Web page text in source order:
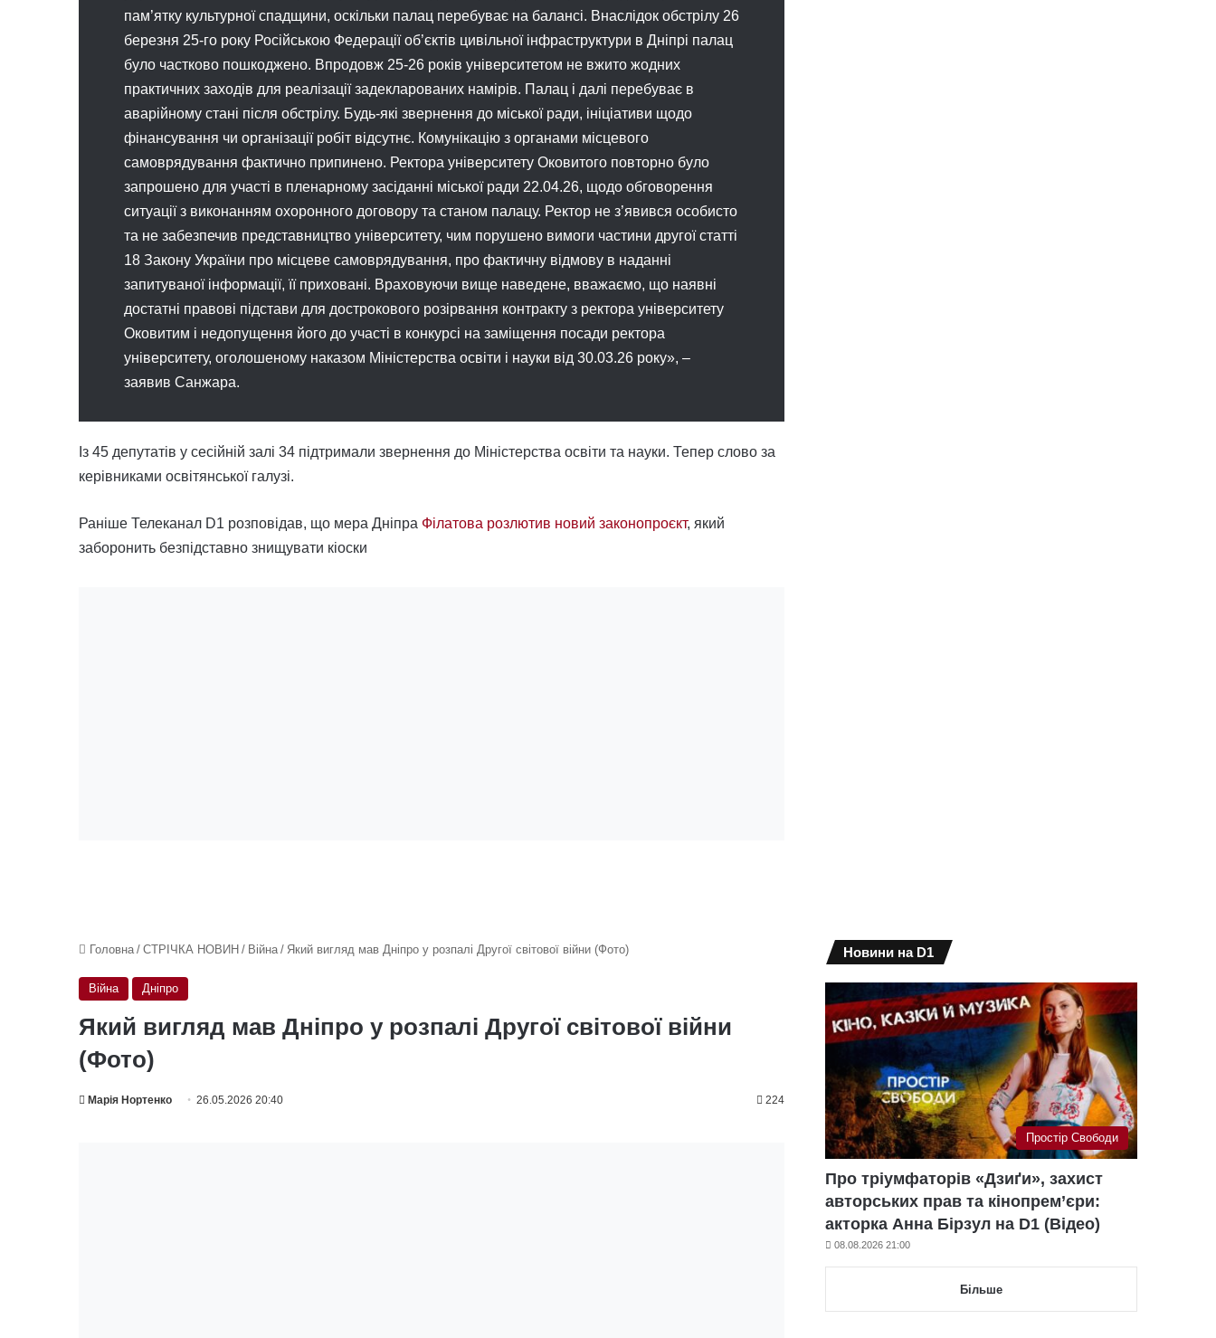
пам’ятку культурної спадщини, оскільки палац перебуває на балансі. Внаслідок обстрілу 26
березня 25-го року Російською Федерації об’єктів цивільної інфраструктури в Дніпрі палац
було частково пошкоджено. Впродовж 25-26 років університетом не вжито жодних
практичних заходів для реалізації задекларованих намірів. Палац і далі перебуває в
аварійному стані після обстрілу. Будь-які звернення до міської ради, ініціативи щодо
фінансування чи організації робіт відсутнє. Комунікацію з органами місцевого
самоврядування фактично припинено. Ректора університету Оковитого повторно було
запрошено для участі в пленарному засіданні міської ради 22.04.26, щодо обговорення
ситуації з виконанням охоронного договору та станом палацу. Ректор не з’явився особисто
та не забезпечив представництво університету, чим порушено вимоги частини другої статті
18 Закону України про місцеве самоврядування, про фактичну відмову в наданні
запитуваної інформації, її приховані. Враховуючи вище наведене, вважаємо, що наявні
достатні правові підстави для дострокового розірвання контракту з ректора університету
Оковитим і недопущення його до участі в конкурсі на заміщення посади ректора
університету, оголошеному наказом Міністерства освіти і науки від 30.03.26 року», –
заявив Санжара.
Із 45 депутатів у сесійній залі 34 підтримали звернення до Міністерства освіти та науки. Тепер слово за
керівниками освітянської галузі.
Раніше Телеканал D1 розповідав, що мера Дніпра Філатова розлютив новий законопроєкт, який
заборонить безпідставно знищувати кіоски